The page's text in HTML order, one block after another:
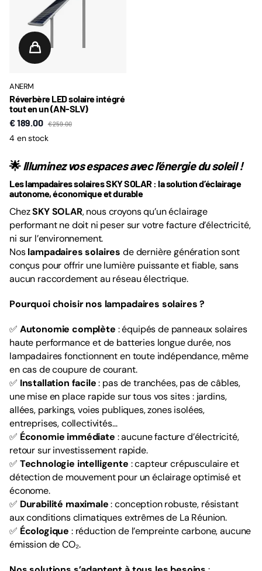
ANERM
Réverbère LED solaire intégré
tout en un (AN-SLV)
€ 189.00
€ 259.00
4 en stock
🌟Illuminez vos espaces avec l’énergie du soleil !
Les lampadaires solaires SKY SOLAR : la solution d’éclairage
autonome, économique et durable
ChezSKY SOLAR, nous croyons qu’un éclairage
performant ne doit ni peser sur votre facture d’électricité,
ni sur l’environnement.
Noslampadaires solaires de dernière génération sont
conçus pour offrir une lumière puissante et fiable, sans
aucun raccordement au réseau électrique.
Pourquoi choisir nos lampadaires solaires ?
✅ Autonomie complète : équipés de panneaux solaires
haute performance et de batteries longue durée, nos
lampadaires fonctionnent en toute indépendance, même
en cas de coupure de courant.
✅ Installation facile: pas de tranchées, pas de câbles,
une mise en place rapide sur tous vos sites : jardins,
allées, parkings, voies publiques, zones isolées,
entreprises, collectivités...
✅ Économie immédiate : aucune facture d’électricité,
retour sur investissement rapide.
✅ Technologie intelligente : capteur crépusculaire et
détection de mouvement pour un éclairage optimisé et
économe.
✅ Durabilité maximale: conception robuste, résistant
aux conditions climatiques extrêmes de La Réunion.
✅ Écologique : réduction de l’empreinte carbone, aucune
émission de CO₂.